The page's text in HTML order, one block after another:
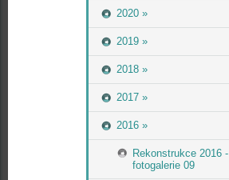
2020 »
2019 »
2018 »
2017 »
2016 »
Rekonstrukce 2016 -
fotogalerie 09